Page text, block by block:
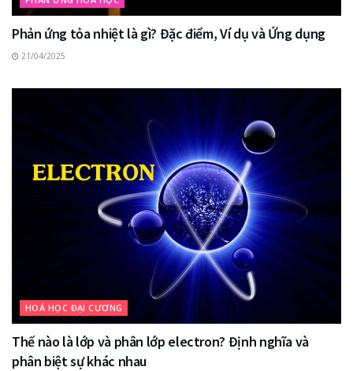
Phản ứng tỏa nhiệt là gì? Đặc điểm, Ví dụ và Ứng dụng
21/04/2025
HOÁ HỌC ĐẠI CƯƠNG
Thế nào là lớp và phân lớp electron? Định nghĩa và
phân biệt sự khác nhau